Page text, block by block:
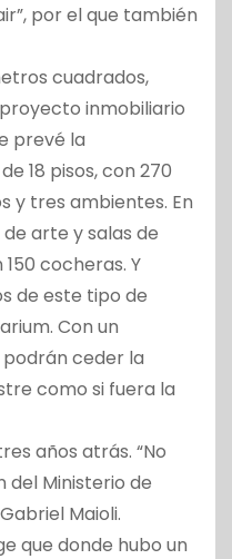
por el que también
cuadrados,
inmobiliario
prevé la
18 pisos, con 270
y tres ambientes. En
arte y salas de
cocheras. Y
de este tipo de
Con un
ceder la
como si fuera la
años atrás. “No
del Ministerio de
Maioli.
que donde hubo un